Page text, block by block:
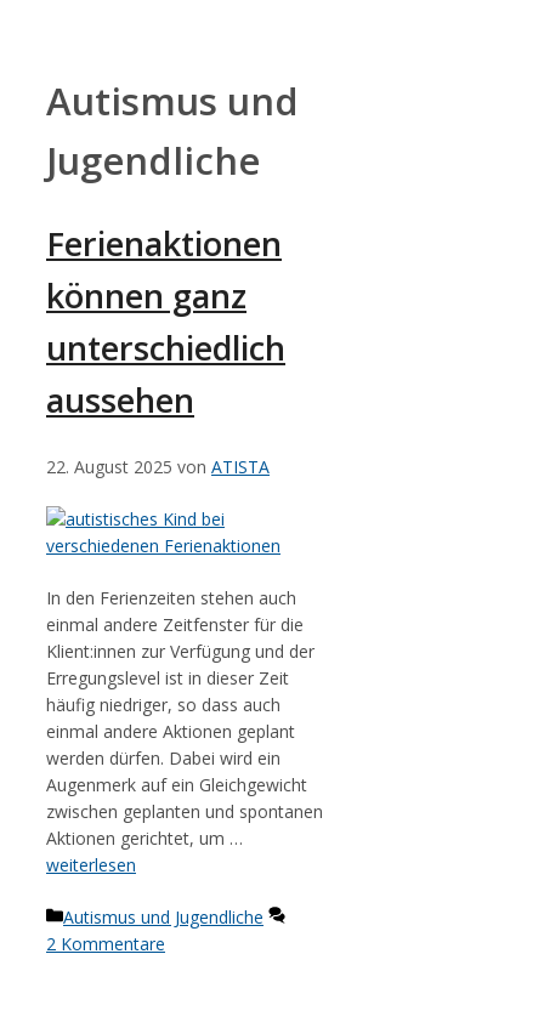
Autismus und
Jugendliche
Ferienaktionen
können ganz
unterschiedlich
aussehen
22. August 2025 von ATISTA
In den Ferienzeiten stehen auch
einmal andere Zeitfenster für die
Klient:innen zur Verfügung und der
Erregungslevel ist in dieser Zeit
häufig niedriger, so dass auch
einmal andere Aktionen geplant
werden dürfen. Dabei wird ein
Augenmerk auf ein Gleichgewicht
zwischen geplanten und spontanen
Aktionen gerichtet, um …
weiterlesen
Kategorien
Autismus und Jugendliche
2 Kommentare